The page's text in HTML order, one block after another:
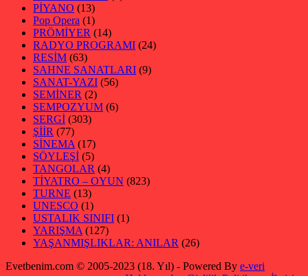
PİYANO (13)
Pop Opera (1)
PRÖMİYER (14)
RADYO PROGRAMI (24)
RESİM (63)
SAHNE SANATLARI (9)
SANAT-YAZI (56)
SEMİNER (2)
SEMPOZYUM (6)
SERGİ (303)
ŞİİR (77)
SİNEMA (17)
SÖYLEŞİ (5)
TANGOLAR (4)
TİYATRO – OYUN (823)
TURNE (13)
UNESCO (1)
USTALIK SINIFI (1)
YARIŞMA (127)
YAŞANMIŞLIKLAR: ANILAR (26)
Evetbenim.com © 2005-2023 (18. Yıl) - Powered By e-veri